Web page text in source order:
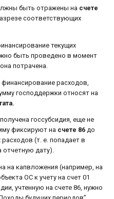
быть отражены на счете
соответствующих
текущих
быть проведено в момент
потрачена.
расходов,
господдержки относят на
госсубсидия, еще не
фиксируют на счете 86 до
(т. е. попадает в
отчетную дату).
на капвложения (например, на
ОС к учету на счет 01
учтенную на счете 86, нужно